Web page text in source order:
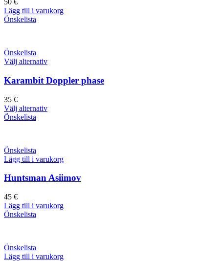
50 €
Lägg till i varukorg
Önskelista
Önskelista
Välj alternativ
Karambit Doppler phase
35 €
Välj alternativ
Önskelista
Önskelista
Lägg till i varukorg
Huntsman Asiimov
45 €
Lägg till i varukorg
Önskelista
Önskelista
Lägg till i varukorg